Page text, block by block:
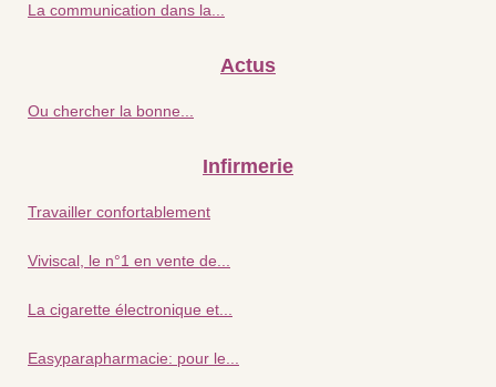
La communication dans la...
Actus
Ou chercher la bonne...
Infirmerie
Travailler confortablement
Viviscal, le n°1 en vente de...
La cigarette électronique et...
Easyparapharmacie: pour le...